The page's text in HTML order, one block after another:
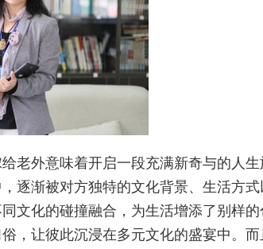
老外意味着开启一段充满新奇与的人
逐渐被对方独特的文化背景、生活方
文化的碰撞融合，为生活增添了别样
，让彼此沉浸在多元文化的盛宴中。